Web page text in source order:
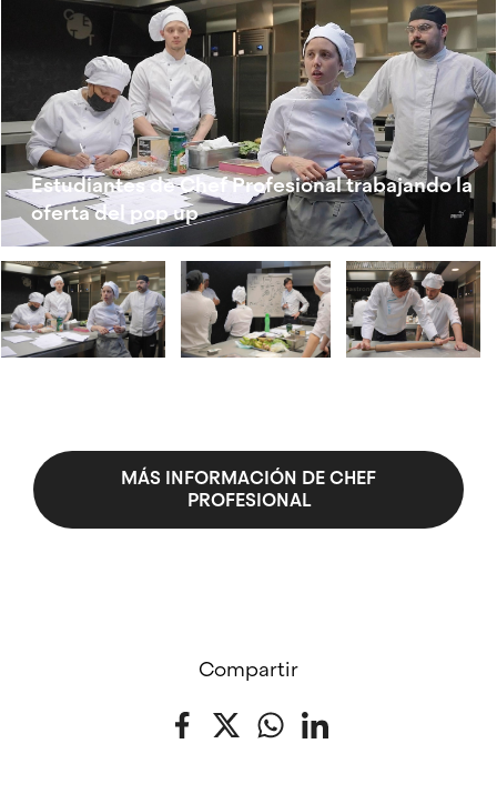
Estudiantes de Chef Profesional trabajando la
oferta del pop up
MÁS INFORMACIÓN DE CHEF
PROFESIONAL
Compartir
Facebook
Twitter WhatsApp